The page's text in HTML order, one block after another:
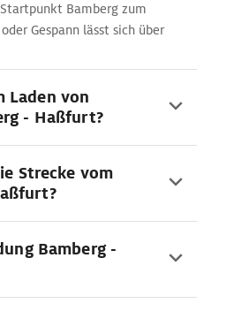
Bamberg zum
Gespann lässt sich über
Laden von
- Haßfurt?
Strecke vom
Bamberg -